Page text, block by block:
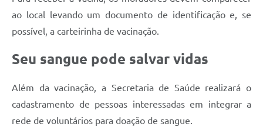
ao local levando um documento de identificação e, se
possível, a carteirinha de vacinação.
Seu sangue pode salvar vidas
Além da vacinação, a Secretaria de Saúde realizará o
cadastramento de pessoas interessadas em integrar a
rede de voluntários para doação de sangue.